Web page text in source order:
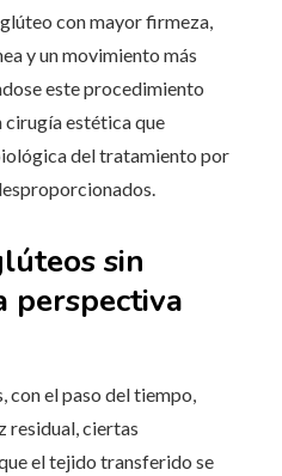
con mayor firmeza,
y un movimiento más
este procedimiento
cirugía estética que
del tratamiento por
sin
perspectiva
con el paso del tiempo,
residual, ciertas
el tejido transferido se